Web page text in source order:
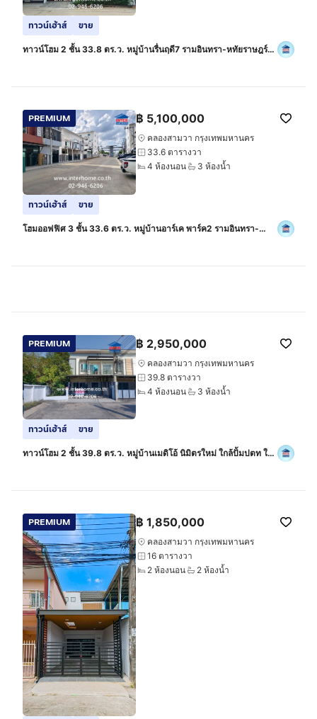
ทาวน์เฮ้าส์ ขาย
ทาวน์โฮม 2 ชั้น 33.8 ตร.ว. หมู่บ้านรื่นฤดี7 รามอินทรา-หทัยราษฎร์
PREMIUM ฿ 5,100,000
คลองสามวา กรุงเทพมหานคร
33.6 ตารางวา
4 ห้องนอน
3 ห้องน้ำ
ทาวน์เฮ้าส์ ขาย
โฮมออฟฟิศ 3 ชั้น 33.6 ตร.ว. หมู่บ้านอาร์เค พาร์ค2 รามอินทรา-
PREMIUM ฿ 2,950,000
คลองสามวา กรุงเทพมหานคร
39.8 ตารางวา
4 ห้องนอน
3 ห้องน้ำ
ทาวน์เฮ้าส์ ขาย
ทาวน์โฮม 2 ชั้น 39.8 ตร.ว. หมู่บ้านเมดิโอ้ นิมิตรใหม่ ใกล้ปั้มปตท ใกล้
PREMIUM ฿ 1,850,000
คลองสามวา กรุงเทพมหานคร
16 ตารางวา
2 ห้องนอน
2 ห้องน้ำ